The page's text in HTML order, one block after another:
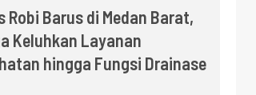
Robi Barus di Medan Barat,
Keluhkan Layanan
hingga Fungsi Drainase